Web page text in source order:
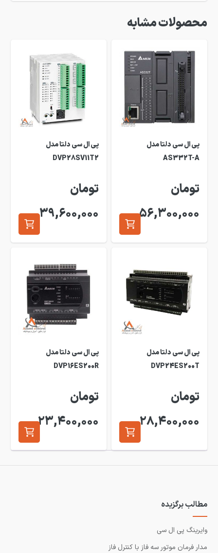
محصولات مشابه
پی ال سی دلتا مدل
AS332T-A
تومان
56,300,000
پی ال سی دلتا مدل
DVP28SV11T2
تومان
39,600,000
پی ال سی دلتا مدل
DVP24ES200T
تومان
28,400,000
پی ال سی دلتا مدل
DVP16ES200R
تومان
23,400,000
مطالب برگزیده
وایرینگ پی ال سی
مدار فرمان موتور سه فاز با کنترل فاز